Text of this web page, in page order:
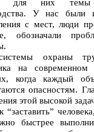
для них темы
У нас были
с мест, люди
обозначали
охраны
на современном
когда каждый
опасностям.
этой высокой
“заставить”
быстрее